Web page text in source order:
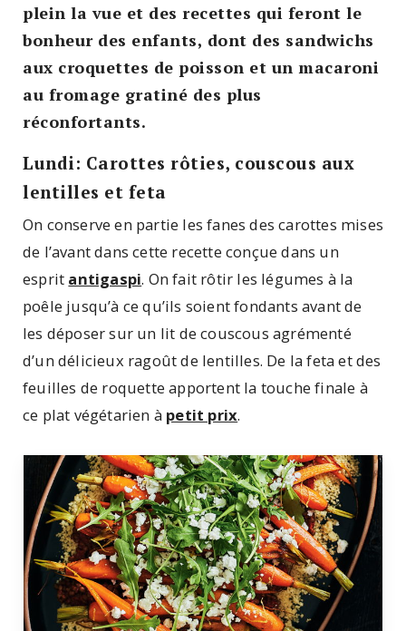
plein la vue et des recettes qui feront le
bonheur des enfants, dont des sandwichs
aux croquettes de poisson et un macaroni
au fromage gratiné des plus
réconfortants.
Lundi: Carottes rôties, couscous aux
lentilles et feta
On conserve en partie les fanes des carottes mises
de l’avant dans cette recette conçue dans un
esprit antigaspi. On fait rôtir les légumes à la
poêle jusqu’à ce qu’ils soient fondants avant de
les déposer sur un lit de couscous agrémenté
d’un délicieux ragoût de lentilles. De la feta et des
feuilles de roquette apportent la touche finale à
ce plat végétarien à petit prix.